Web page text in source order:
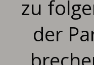
zu
der